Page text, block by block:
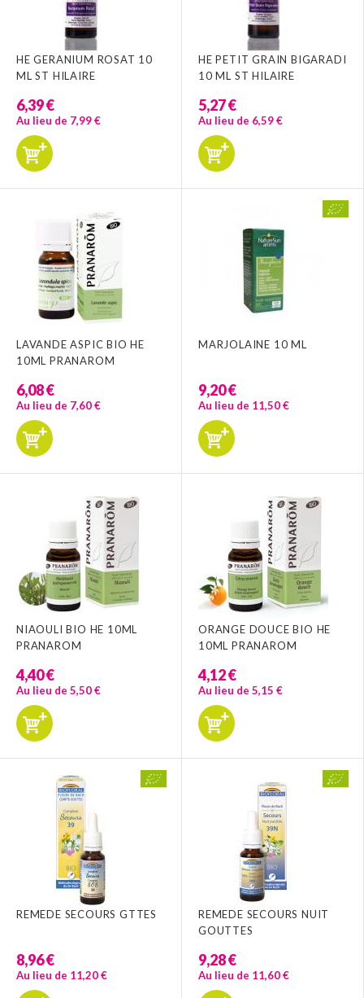
HE GERANIUM ROSAT 10
ML ST HILAIRE
6,39 €
Au lieu de 7,99 €
HE PETIT GRAIN BIGARADI
10 ML ST HILAIRE
5,27 €
Au lieu de 6,59 €
LAVANDE ASPIC BIO HE
10ML PRANAROM
6,08 €
Au lieu de 7,60 €
MARJOLAINE 10 ML
9,20 €
Au lieu de 11,50 €
NIAOULI BIO HE 10ML
PRANAROM
4,40 €
Au lieu de 5,50 €
ORANGE DOUCE BIO HE
10ML PRANAROM
4,12 €
Au lieu de 5,15 €
REMEDE SECOURS GTTES
8,96 €
Au lieu de 11,20 €
REMEDE SECOURS NUIT
GOUTTES
9,28 €
Au lieu de 11,60 €